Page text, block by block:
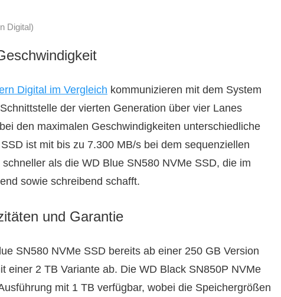
Digital)
Digital im Vergleich kommunizieren mit dem System
der vierten Generation über vier Lanes
den maximalen Geschwindigkeiten unterschiedliche
ist mit bis zu 7.300 MB/s bei dem sequenziellen
als die WD Blue SN580 NVMe SSD, die im
sowie schreibend schafft.
und Garantie
SN580 NVMe SSD bereits ab einer 250 GB Version
einer 2 TB Variante ab. Die WD Black SN850P NVMe
mit 1 TB verfügbar, wobei die Speichergrößen